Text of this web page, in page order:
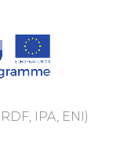
IPA, ENI)